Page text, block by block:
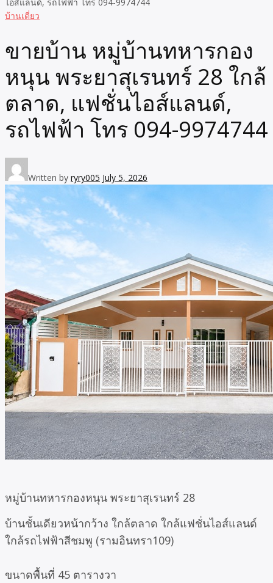
บ้านเดี่ยว
ขายบ้าน หมู่บ้านทหารกอง
หนุน พระยาสุเรนทร์ 28 ใกล้
ตลาด, แฟชั่นไอส์แลนด์,
รถไฟฟ้า โทร 094-9974744
Written by ryry005 July 5, 2026
หมู่บ้านทหารกองหนุน พระยาสุเรนทร์ 28
บ้านชั้นเดียวหน้ากว้าง ใกล้ตลาด ใกล้แฟชั่นไอส์แลนด์
ใกล้รถไฟฟ้าสีชมพู (รามอินทรา109)
ขนาดพื้นที่ 45 ตารางวา